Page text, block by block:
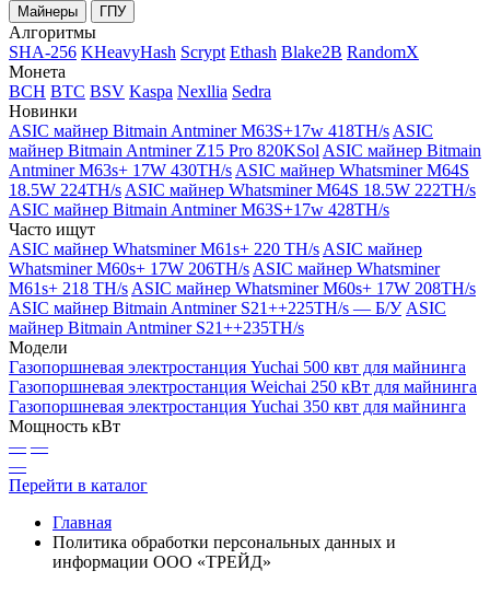
Майнеры ГПУ
Алгоритмы
SHA-256 KHeavyHash Scrypt Ethash Blake2B RandomX
Монета
BCH BTC BSV Kaspa Nexllia Sedra
Новинки
ASIC майнер Bitmain Antminer M63S+17w 418TH/s ASIC
майнер Bitmain Antminer Z15 Pro 820KSol ASIC майнер Bitmain
Antminer M63s+ 17W 430TH/s ASIC майнер Whatsminer M64S
18.5W 224TH/s ASIC майнер Whatsminer M64S 18.5W 222TH/s
ASIC майнер Bitmain Antminer M63S+17w 428TH/s
Часто ищут
ASIC майнер Whatsminer M61s+ 220 TH/s ASIC майнер
Whatsminer M60s+ 17W 206TH/s ASIC майнер Whatsminer
M61s+ 218 TH/s ASIC майнер Whatsminer M60s+ 17W 208TH/s
ASIC майнер Bitmain Antminer S21++225TH/s — Б/У ASIC
майнер Bitmain Antminer S21++235TH/s
Модели
Газопоршневая электростанция Yuchai 500 квт для майнинга
Газопоршневая электростанция Weichai 250 кВт для майнинга
Газопоршневая электростанция Yuchai 350 квт для майнинга
Мощность кВт
— —
—
Перейти в каталог
Главная
Политика обработки персональных данных и
информации ООО «ТРЕЙД»